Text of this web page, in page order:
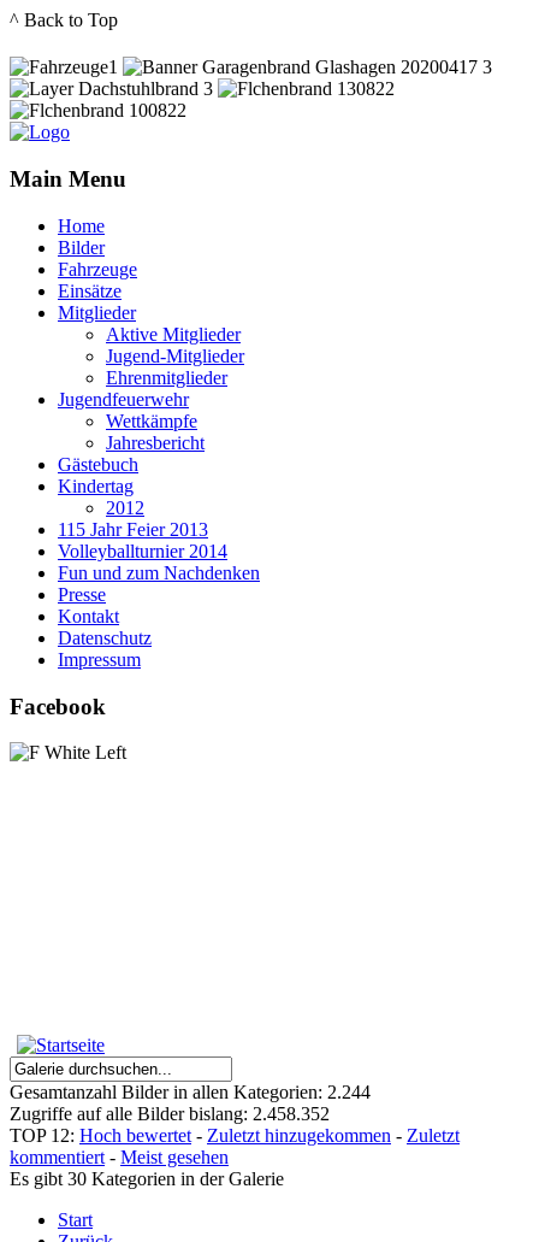
^ Back to Top
Main Menu
Home
Bilder
Fahrzeuge
Einsätze
Mitglieder
Aktive Mitglieder
Jugend-Mitglieder
Ehrenmitglieder
Jugendfeuerwehr
Wettkämpfe
Jahresbericht
Gästebuch
Kindertag
2012
115 Jahr Feier 2013
Volleyballturnier 2014
Fun und zum Nachdenken
Presse
Kontakt
Datenschutz
Impressum
Facebook
Gesamtanzahl Bilder in allen Kategorien: 2.244
Zugriffe auf alle Bilder bislang: 2.458.352
TOP 12: Hoch bewertet - Zuletzt hinzugekommen - Zuletzt
kommentiert - Meist gesehen
Es gibt 30 Kategorien in der Galerie
Start